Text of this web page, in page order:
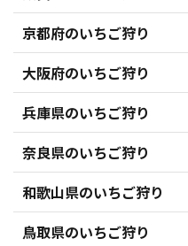
京都府のいちご狩り
大阪府のいちご狩り
兵庫県のいちご狩り
奈良県のいちご狩り
和歌山県のいちご狩り
鳥取県のいちご狩り